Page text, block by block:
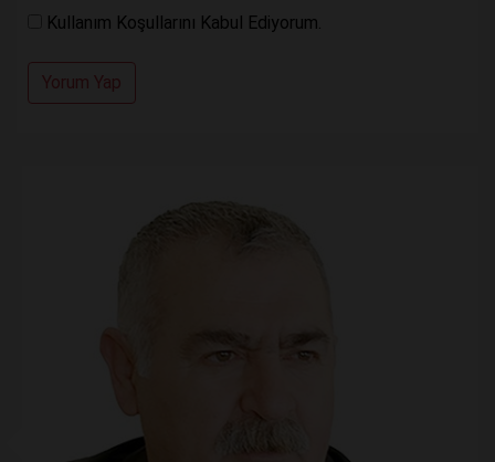
Kullanım Koşullarını Kabul Ediyorum.
Yorum Yap